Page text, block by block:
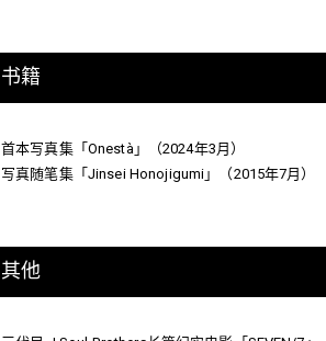
书籍
首本写真集「Onestà」（2024年3月）
写真随笔集「Jinsei Honojigumi」（2015年7月）
其他